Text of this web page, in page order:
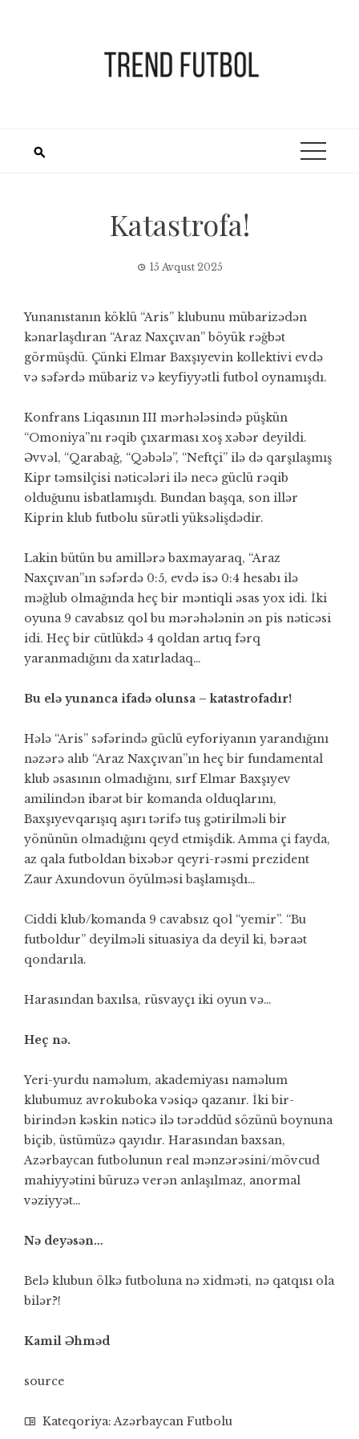
Katastrofa!
15 Avqust 2025
Yunanıstanın köklü “Aris” klubunu mübarizədən
kənarlaşdıran “Araz Naxçıvan” böyük rəğbət
görmüşdü. Çünki Elmar Baxşıyevin kollektivi evdə
və səfərdə mübariz və keyfiyyətli futbol oynamışdı.
Konfrans Liqasının III mərhələsində püşkün
“Omoniya”nı rəqib çıxarması xoş xəbər deyildi.
Əvvəl, “Qarabağ, “Qəbələ”, “Neftçi” ilə də qarşılaşmış
Kipr təmsilçisi nəticələri ilə necə güclü rəqib
olduğunu isbatlamışdı. Bundan başqa, son illər
Kiprin klub futbolu sürətli yüksəlişdədir.
Lakin bütün bu amillərə baxmayaraq, “Araz
Naxçıvan”ın səfərdə 0:5, evdə isə 0:4 hesabı ilə
məğlub olmağında heç bir məntiqli əsas yox idi. İki
oyuna 9 cavabsız qol bu mərəhələnin ən pis nəticəsi
idi. Heç bir cütlükdə 4 qoldan artıq fərq
yaranmadığını da xatırladaq…
Bu elə yunanca ifadə olunsa – katastrofadır!
Hələ “Aris” səfərində güclü eyforiyanın yarandığını
nəzərə alıb “Araz Naxçıvan”ın heç bir fundamental
klub əsasının olmadığını, sırf Elmar Baxşıyev
amilindən ibarət bir komanda olduqlarını,
Baxşıyevqarışıq aşırı tərifə tuş gətirilməli bir
yönünün olmadığını qeyd etmişdik. Amma çi fayda,
az qala futboldan bixəbər qeyri-rəsmi prezident
Zaur Axundovun öyülməsi başlamışdı…
Ciddi klub/komanda 9 cavabsız qol “yemir”. “Bu
futboldur” deyilməli situasiya da deyil ki, bəraət
qondarıla.
Harasından baxılsa, rüsvayçı iki oyun və…
Heç nə.
Yeri-yurdu naməlum, akademiyası naməlum
klubumuz avrokuboka vəsiqə qazanır. İki bir-
birindən kəskin nəticə ilə tərəddüd sözünü boynuna
biçib, üstümüzə qayıdır. Harasından baxsan,
Azərbaycan futbolunun real mənzərəsini/mövcud
mahiyyətini büruzə verən anlaşılmaz, anormal
vəziyyət…
Nə deyəsən…
Belə klubun ölkə futboluna nə xidməti, nə qatqısı ola
bilər?!
Kamil Əhməd
source
Kateqoriya:Azərbaycan Futbolu